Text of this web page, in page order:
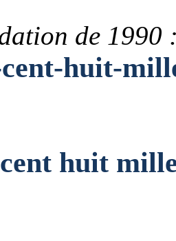
de 1990
huit-mille-
huit mille